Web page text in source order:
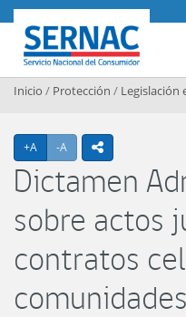
Contenido principal
SERNAC
Inicio / Protección /
+A Agrandar texto
-A Achicar textoicono
Dictamen
sobre actos
contratos